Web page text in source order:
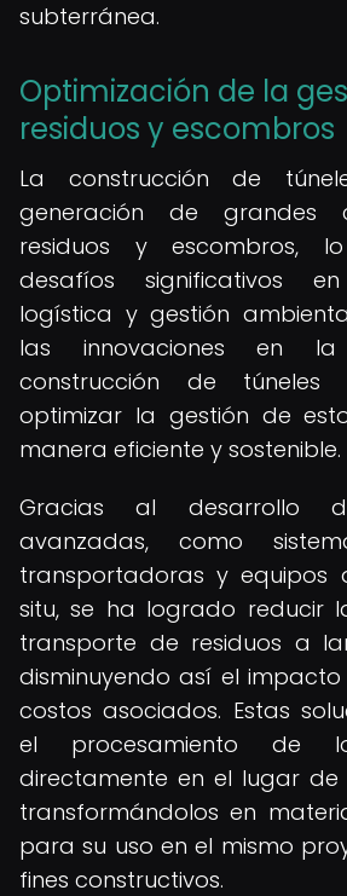
subterránea.
Optimización de la
residuos y escombros
La construcción de
generación de grandes
residuos y escombros,
desafíos significativos
logística y gestión
las innovaciones en
construcción de túneles
optimizar la gestión de
manera eficiente y sostenible.
Gracias al desarrollo
avanzadas, como
transportadoras y equipos
situ, se ha logrado reducir
transporte de residuos a
disminuyendo así el
costos asociados. Estas
el procesamiento de
directamente en el lugar de
transformándolos en
para su uso en el mismo
fines constructivos.